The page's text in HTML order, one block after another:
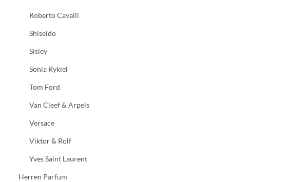
Roberto Cavalli
Shiseido
Sisley
Sonia Rykiel
Tom Ford
Van Cleef & Arpels
Versace
Viktor & Rolf
Yves Saint Laurent
Herren Parfum